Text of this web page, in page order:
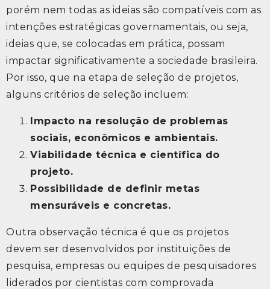
porém nem todas as ideias são compatíveis com as
intenções estratégicas governamentais, ou seja,
ideias que, se colocadas em prática, possam
impactar significativamente a sociedade brasileira.
Por isso, que na etapa de seleção de projetos,
alguns critérios de seleção incluem:
Impacto na resolução de problemas
sociais, econômicos e ambientais.
Viabilidade técnica e científica do
projeto.
Possibilidade de definir metas
mensuráveis e concretas.
Outra observação técnica é que os projetos
devem ser desenvolvidos por instituições de
pesquisa, empresas ou equipes de pesquisadores
liderados por cientistas com comprovada